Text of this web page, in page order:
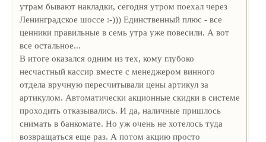
утрам бывают накладки, сегодня утром поехал через
Ленинградское шоссе :-))) Единственный плюс - все
ценники правильные в семь утра уже повесили. А вот
все остальное...
В итоге оказался одним из тех, кому глубоко
несчастный кассир вместе с менеджером винного
отдела вручную пересчитывали цены артикул за
артикулом. Автоматически акционные скидки в системе
проходить отказывались. И да, наличные пришлось
снимать в банкомате. Но уж очень не хотелось туда
возвращаться еще раз. А потом акцию просто